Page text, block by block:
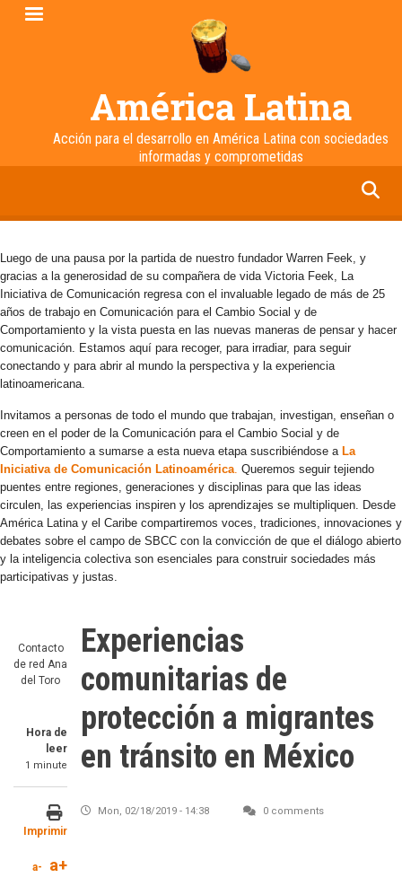
Pasar
América Latina
Acción para el desarrollo en América Latina con sociedades
informadas y comprometidas
Luego de una pausa por la partida de nuestro fundador Warren Feek, y
gracias a la generosidad de su compañera de vida Victoria Feek, La
Iniciativa de Comunicación regresa con el invaluable legado de más de 25
años de trabajo en Comunicación para el Cambio Social y de
Comportamiento y la vista puesta en las nuevas maneras de pensar y hacer
comunicación. Estamos aquí para recoger, para irradiar, para seguir
conectando y para abrir al mundo la perspectiva y la experiencia
latinoamericana.
Invitamos a personas de todo el mundo que trabajan, investigan, enseñan o
creen en el poder de la Comunicación para el Cambio Social y de
Comportamiento a sumarse a esta nueva etapa suscribiéndose a La
Iniciativa de Comunicación Latinoamérica. Queremos seguir tejiendo
puentes entre regiones, generaciones y disciplinas para que las ideas
circulen, las experiencias inspiren y los aprendizajes se multipliquen. Desde
América Latina y el Caribe compartiremos voces, tradiciones, innovaciones y
debates sobre el campo de SBCC con la convicción de que el diálogo abierto
y la inteligencia colectiva son esenciales para construir sociedades más
participativas y justas.
Contacto
de red Ana
del Toro
Hora de
leer
1 minute
Imprimir
a- a+
Experiencias
comunitarias de
protección a migrantes
en tránsito en México
Mon, 02/18/2019 - 14:38 0 comments